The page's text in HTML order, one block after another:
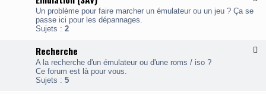
Un problème pour faire marcher un émulateur ou un jeu ? Ça se
passe ici pour les dépannages.
Sujets : 2
Recherche
A la recherche d'un émulateur ou d'une roms / iso ?
Ce forum est là pour vous.
Sujets : 5